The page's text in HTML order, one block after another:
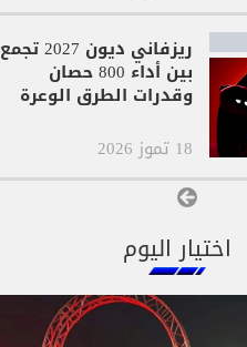
ريزفاني ديون 2027 تجمع
بين أداء 800 حصان
وقدرات الطرق الوعرة
18 تموز 2026
عرض المزيد
اختيار اليوم